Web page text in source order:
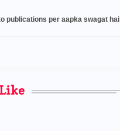
publications per aapka swagat hai